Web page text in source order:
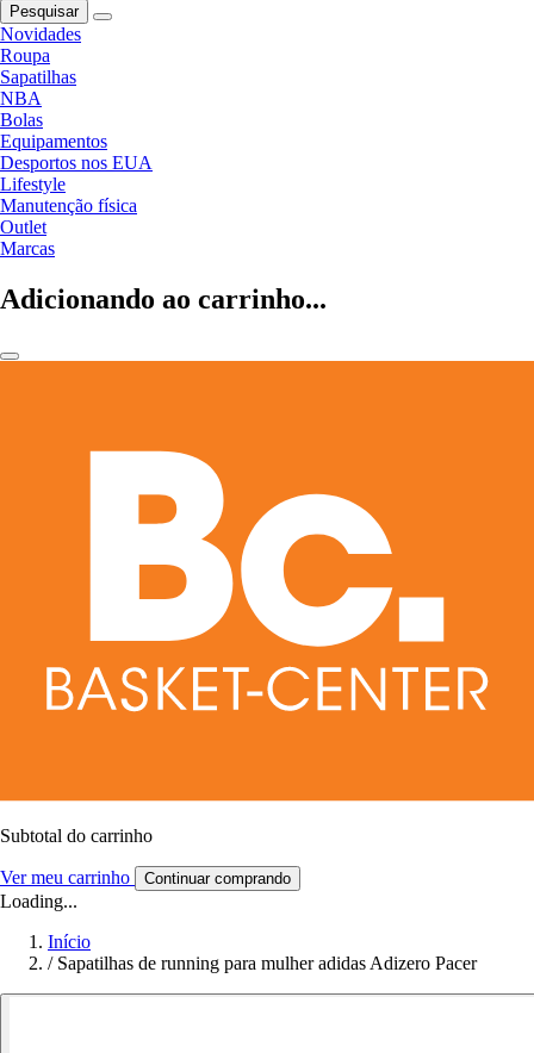
Pesquisar
Novidades
Roupa
Sapatilhas
NBA
Bolas
Equipamentos
Desportos nos EUA
Lifestyle
Manutenção física
Outlet
Marcas
Adicionando ao carrinho...
Subtotal do carrinho
Ver meu carrinho Continuar comprando
Loading...
Início
/ Sapatilhas de running para mulher adidas Adizero Pacer